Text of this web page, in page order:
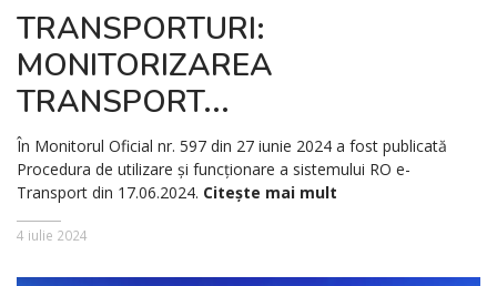
TRANSPORTURI:
MONITORIZAREA
TRANSPORT...
În Monitorul Oficial nr. 597 din 27 iunie 2024 a fost publicată
Procedura de utilizare și funcționare a sistemului RO e-
Transport din 17.06.2024. Citește mai mult
4 iulie 2024